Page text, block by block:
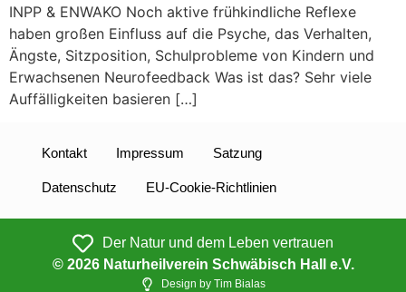
INPP & ENWAKO Noch aktive frühkindliche Reflexe
haben großen Einfluss auf die Psyche, das Verhalten,
Ängste, Sitzposition, Schulprobleme von Kindern und
Erwachsenen Neurofeedback Was ist das? Sehr viele
Auffälligkeiten basieren […]
Kontakt Impressum Satzung
Datenschutz EU-Cookie-Richtlinien
Der Natur und dem Leben vertrauen
© 2026 Naturheilverein Schwäbisch Hall e.V.
Design by Tim Bialas